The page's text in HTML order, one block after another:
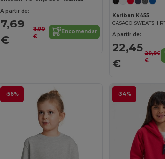
A partir de:
7,69
€
11,90
€
Encomendar
Kariban K455
A partir de:
22,45
€
29,86
€
-56% -34%